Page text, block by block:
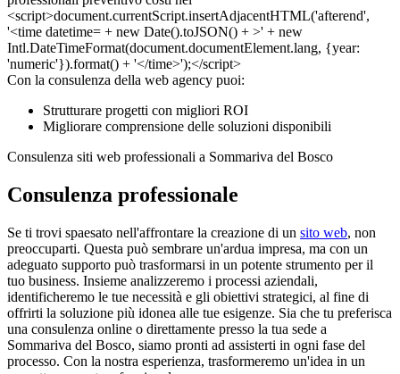
Con la consulenza della web agency puoi:
Strutturare progetti con migliori ROI
Migliorare comprensione delle soluzioni disponibili
Consulenza siti web professionali a Sommariva del Bosco
Consulenza professionale
Se ti trovi spaesato nell'affrontare la creazione di un sito web, non
preoccuparti. Questa può sembrare un'ardua impresa, ma con un
adeguato supporto può trasformarsi in un potente strumento per il
tuo business. Insieme analizzeremo i processi aziendali,
identificheremo le tue necessità e gli obiettivi strategici, al fine di
offrirti la soluzione più idonea alle tue esigenze. Sia che tu preferisca
una consulenza online o direttamente presso la tua sede a
Sommariva del Bosco, siamo pronti ad assisterti in ogni fase del
processo. Con la nostra esperienza, trasformeremo un'idea in un